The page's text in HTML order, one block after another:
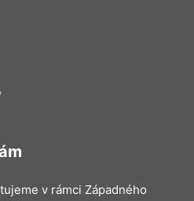
v rámci Západného